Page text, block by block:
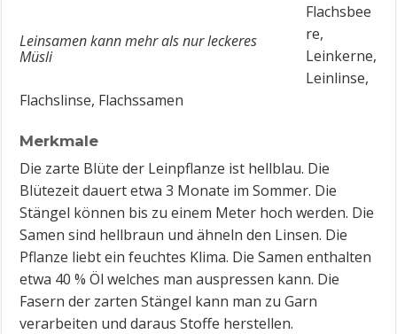
Leinsamen kann mehr als nur leckeres
Müsli
Flachsbee
re,
Leinkerne,
Leinlinse,
Flachslinse, Flachssamen
Merkmale
Die zarte Blüte der Leinpflanze ist hellblau. Die
Blütezeit dauert etwa 3 Monate im Sommer. Die
Stängel können bis zu einem Meter hoch werden. Die
Samen sind hellbraun und ähneln den Linsen. Die
Pflanze liebt ein feuchtes Klima. Die Samen enthalten
etwa 40 % Öl welches man auspressen kann. Die
Fasern der zarten Stängel kann man zu Garn
verarbeiten und daraus Stoffe herstellen.